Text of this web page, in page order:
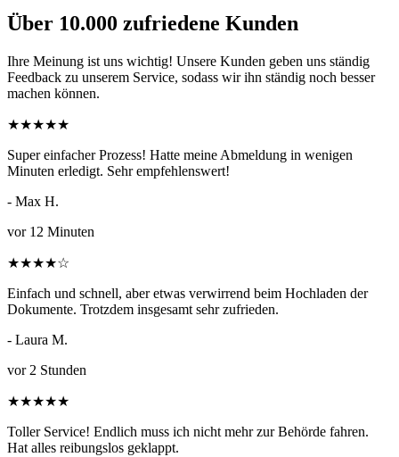
Über 10.000 zufriedene Kunden
Ihre Meinung ist uns wichtig! Unsere Kunden geben uns ständig
Feedback zu unserem Service, sodass wir ihn ständig noch besser
machen können.
★★★★★
Super einfacher Prozess! Hatte meine Abmeldung in wenigen
Minuten erledigt. Sehr empfehlenswert!
- Max H.
vor 12 Minuten
★★★★☆
Einfach und schnell, aber etwas verwirrend beim Hochladen der
Dokumente. Trotzdem insgesamt sehr zufrieden.
- Laura M.
vor 2 Stunden
★★★★★
Toller Service! Endlich muss ich nicht mehr zur Behörde fahren.
Hat alles reibungslos geklappt.